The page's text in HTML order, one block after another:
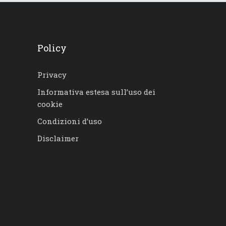
Policy
Privacy
Informativa estesa sull’uso dei
cookie
Condizioni d’uso
Disclaimer